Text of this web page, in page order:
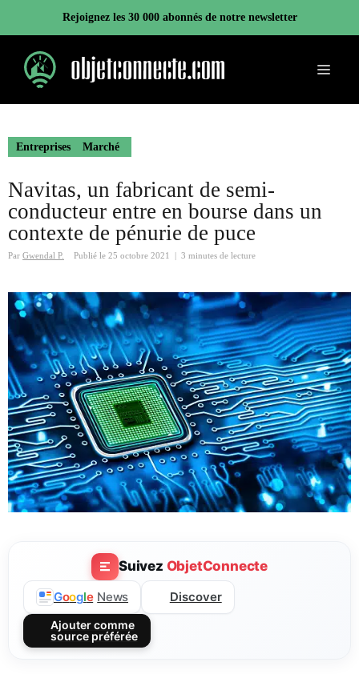
contenu
Rejoignez les 30 000 abonnés de notre newsletter
Menu
Entreprises Marché
Navitas, un fabricant de semi-
conducteur entre en bourse dans un
contexte de pénurie de puce
Par Gwendal P. Publié le 25 octobre 2021 3 minutes de lecture
Suivez ObjetConnecte
Google News Discover
Ajouter comme
source préférée